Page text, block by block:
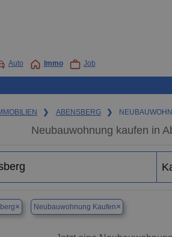
Auto Immo Job
❯ ABENSBERG ❯
Neubauwohnung kaufen in
× Neubauwohnung Kaufen×